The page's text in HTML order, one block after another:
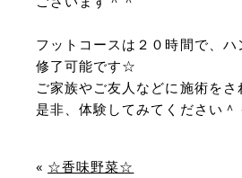
フットコースは２０時間で、
修了可能です☆
ご家族やご友人などに施術をさ
是非、体験してみてください＾
« ☆香味野菜☆